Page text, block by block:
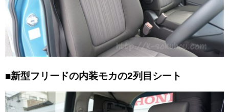
■新型フリードの内装モカの2列目シート